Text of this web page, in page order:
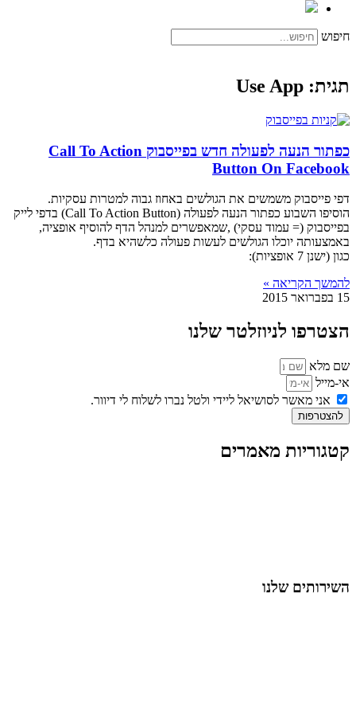
חיפוש
תגית: Use App
כפתור הנעה לפעולה חדש בפייסבוק Call To Action
Button On Facebook
דפי פייסבוק משמשים את הגולשים באחוז גבוה למטרות עסקיות.
הוסיפו השבוע כפתור הנעה לפעולה (Call To Action Button) בדפי לייק
בפייסבוק (= עמוד עסקי) ,שמאפשרים למנהל הדף להוסיף אופציה,
באמצעותה יוכלו הגולשים לעשות פעולה כלשהיא בדף.
כגון (ישנן 7 אופציות):
להמשך הקריאה »
15 בפברואר 2015
הצטרפו לניוזלטר שלנו
שם מלא
אי-מייל
אני מאשר לסושיאל ליידי ולטל נברו לשלוח לי דיוור.
להצטרפות
קטגוריות מאמרים
השירותים שלנו